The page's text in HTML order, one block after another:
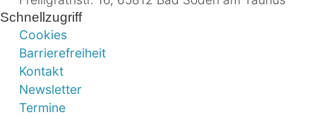
Schnellzugriff
Cookies
Barrierefreiheit
Kontakt
Newsletter
Termine